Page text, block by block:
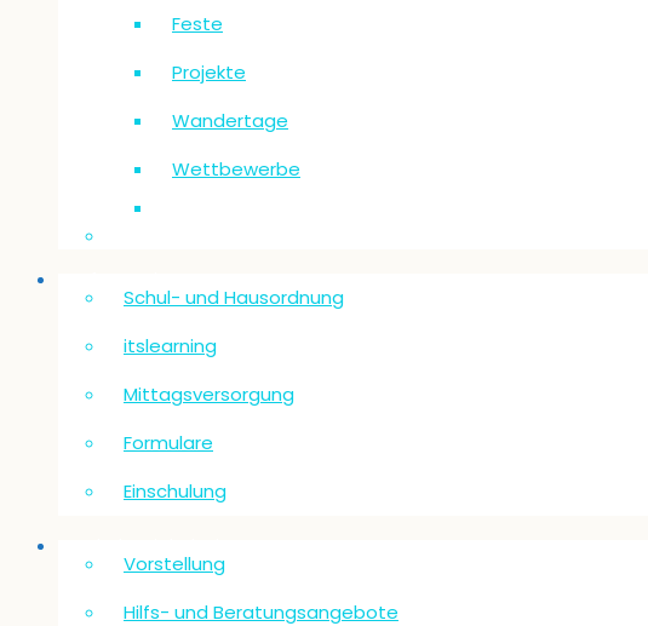
Feste
Projekte
Wandertage
Wettbewerbe
Schul- und Hausordnung
itslearning
Mittagsversorgung
Formulare
Einschulung
Vorstellung
Hilfs- und Beratungsangebote